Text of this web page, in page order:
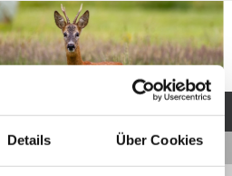
Details Über Cookies